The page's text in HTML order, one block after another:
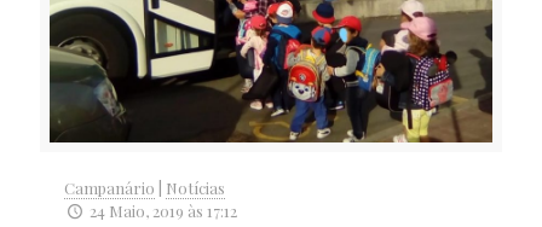
Campanário
Notícias
24 Maio, 2019 às 17:12